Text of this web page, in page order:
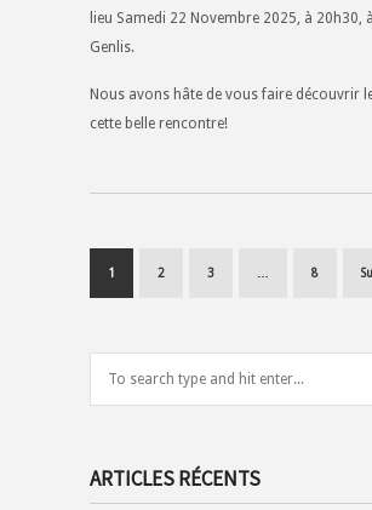
lieu Samedi 22 Novembre 2025, à 20h30,
Genlis.
Nous avons hâte de vous faire découvrir
cette belle rencontre!
1 2 3 8
ARTICLES RÉCENTS